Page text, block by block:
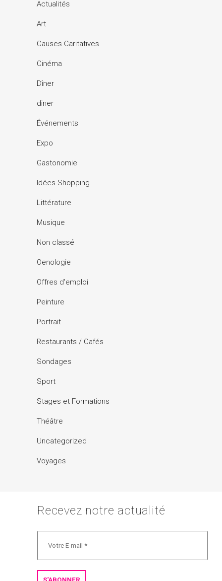
Actualités
Art
Causes Caritatives
Cinéma
Dîner
diner
Événements
Expo
Gastonomie
Idées Shopping
Littérature
Musique
Non classé
Oenologie
Offres d'emploi
Peinture
Portrait
Restaurants / Cafés
Sondages
Sport
Stages et Formations
Théâtre
Uncategorized
Voyages
Recevez notre actualité